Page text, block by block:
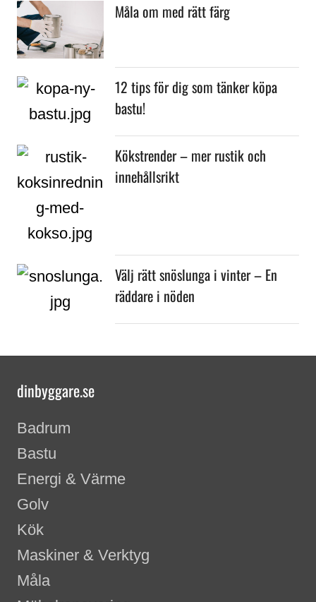
Måla om med rätt färg
12 tips för dig som tänker köpa
bastu!
Kökstrender – mer rustik och
innehållsrikt
Välj rätt snöslunga i vinter – En
räddare i nöden
dinbyggare.se
Badrum
Bastu
Energi & Värme
Golv
Kök
Maskiner & Verktyg
Måla